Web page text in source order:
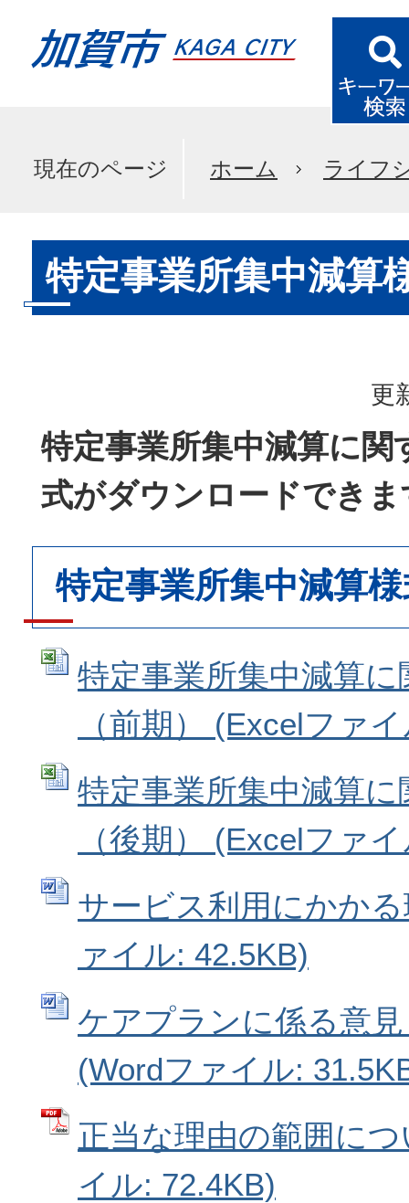
現在のページ ホーム ライフ
特定事業所集中減算
更
特定事業所集中減算に関
式がダウンロードできま
特定事業所集中減算
特定事業所集中減算
（前期） (Excelファ
特定事業所集中減算
（後期） (Excelファ
サービス利用にかか
ァイル: 42.5KB)
ケアプランに係る意
(Wordファイル:
正当な理由の範囲に
イル: 72.4KB)